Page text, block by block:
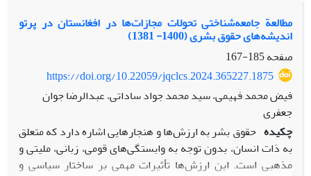
نظر گرفتن اقدامات تربیتی و تأمینی در سنین پایین به واکنش در
برابر اطفال و نوجوانان می‌پردازد و با بیشتر شدن سن، مسئولیت
به تدریج کامل می‌شود. بنابراین مؤلفۀ سنی مسئولیت در
فایده‌گرایی سن است. در مقابل سزاگرایی با مبنا قراردادن
استحقاق، رشد عقلی را به عنوان مؤلفۀ سنی مسئولیت کیفری لحاظ
می‌کند.
قانون ایران در جرایم تعزیری اطفال و نوجوانان منطبق با نظریۀ
فایده‌گرایی و در جرایم مستوجب حد و قصاص منطبق با نظریۀ
سزاگرایی است. قاضی در تعیین واکنش‌های مواد 88 و 89 با در
نظر گرفتن هدف ارعاب و اصلاح و ناتوان‌سازی باید احکام مناسب
مطالعة جامعه‌شناختی تحولات مجازات‌ها در افغانستان در پرتو
اندیشه‌های حقوق بشری (1400- 1381)
صفحه185-167
https://doi.org/10.22059/jqclcs.2024.365227.1875
فیض محمد فهیمی، سید محمد جواد ساداتی، عبدالرضا جوان
جعفری
چکیده حقوق بشر به ارزش‌ها و هنجارهایی اشاره دارد که متعلق
به ذات انسان، بدون توجه به وابستگی‌های قومی، زبانی، ملیتی و
مذهبی است. این ارزش‌ها تأثیرات مهمی بر ساختار سیاسی و